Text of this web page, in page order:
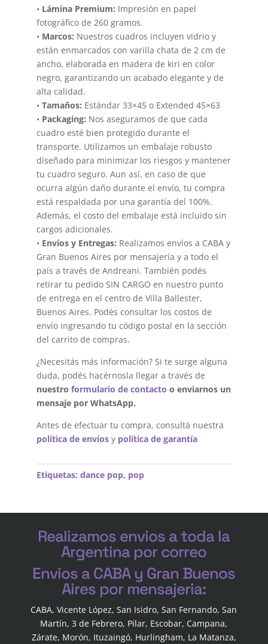
• Lámina Premium: Impresión en papel
fotográfico de 260 gramos.
• Marcos: Nuestros cuadros incluyen vidrio y
están enmarcados con varilla chata de 2 cm de
ancho, elaborada en madera de kiri en color
negro, garantizando un acabado elegante y de
alta calidad.
• Tamaños: Estándar 33×45 o Extended 45×63
• Packaging: Nos aseguramos de que cada
cuadro esté bien protegido durante el
transporte. Utilizamos un embalaje robusto
diseñado para minimizar los riesgos y mantener
tu cuadro seguro. Aun así, en caso de que
ocurra algún daño durante el envío, tu compra
está respaldada por una garantía del 100%.
Además, el costo del embalaje está incluido sin
cargos adicionales.
• Envíos y Entregas: Realizamos envíos a CABA y
Gran Buenos Aires por mensajería y a todo el
país a través de Andreani. También podés
retirar tu pedido SIN CARGO en nuestro punto
de entrega en el centro de Villa Ballester,
Buenos Aires. Podés consultar los costos de
envío ingresando tu código postal en la sección
del carrito de compras.
¿Necesitás más información? Si te surge alguna
duda, podés hacérnosla llegar a través de
nuestro formulario de contacto o enviarnos un
mensaje por WhatsApp.
Antes de efectuar tu compra, consultá nuestra
política de envíosy política de garantía
Etiquetas: dance pop, pop
Realizamos envios a toda la
Argentina por correo
Envios a CABA y Gran Buenos
Aires por mensajeria:
CABA, Vicente López, San Isidro, San Fernando, San
Martín, 3 de Febrero, Pilar, Escobar, Campana,
Zárate, Morón, Ituzaingó, Hurlingham, La Matanza,